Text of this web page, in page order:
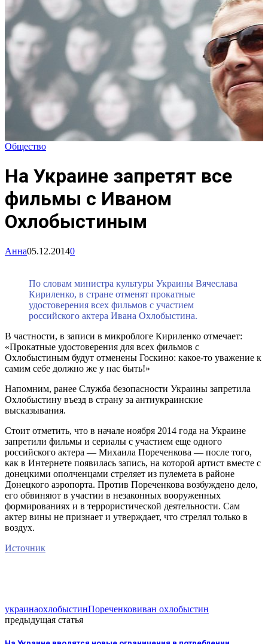
Общество
На Украине запретят все
фильмы с Иваном
Охлобыстиным
Анна05.12.20140
По словам министра культуры Украины Вячеслава
Кириленко, в стране отменят прокатные
удостоверения всех фильмов с участием
российского актера Ивана Охлобыстина.
В частности, в записи в микроблоге Кириленко отмечает:
«Прокатные удостоверения для всех фильмов с
Охлобыстиным будут отменены Госкино: какое-то уважение к
самим себе должно же у нас быть!»
Напомним, ранее Служба безопасности Украины запретила
Охлобыстину въезд в страну за антиукраинские
высказывания.
Стоит отметить, что в начале ноября 2014 года на Украине
запретили фильмы и сериалы с участием еще одного
российского актера — Михаила Пореченкова — после того,
как в Интернете появилась запись, на которой артист вместе с
донецкими ополченцами стреляет из пулемета в районе
Донецкого аэропорта. Против Пореченкова возбуждено дело,
его обвиняют в участии в незаконных вооруженных
формированиях и в террористической деятельности. Сам
актер вины не признает и утверждает, что стрелял только в
воздух.
Источник
украинаохлобыстинПореченковиван охлобыстин
предыдущая статья